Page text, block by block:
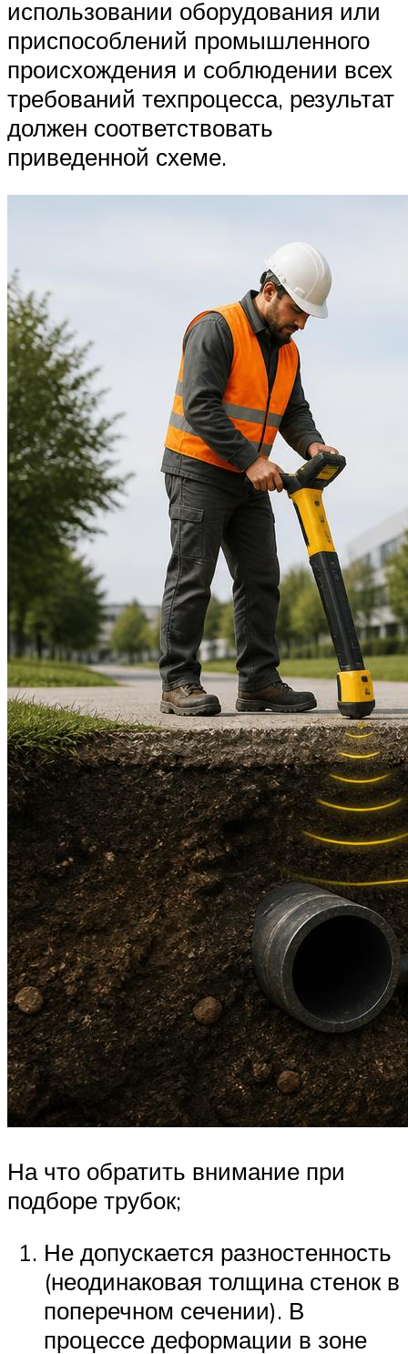
использовании оборудования или
приспособлений промышленного
происхождения и соблюдении всех
требований техпроцесса, результат
должен соответствовать
приведенной схеме.
На что обратить внимание при
подборе трубок;
Не допускается разностенность
(неодинаковая толщина стенок в
поперечном сечении). В
процессе деформации в зоне